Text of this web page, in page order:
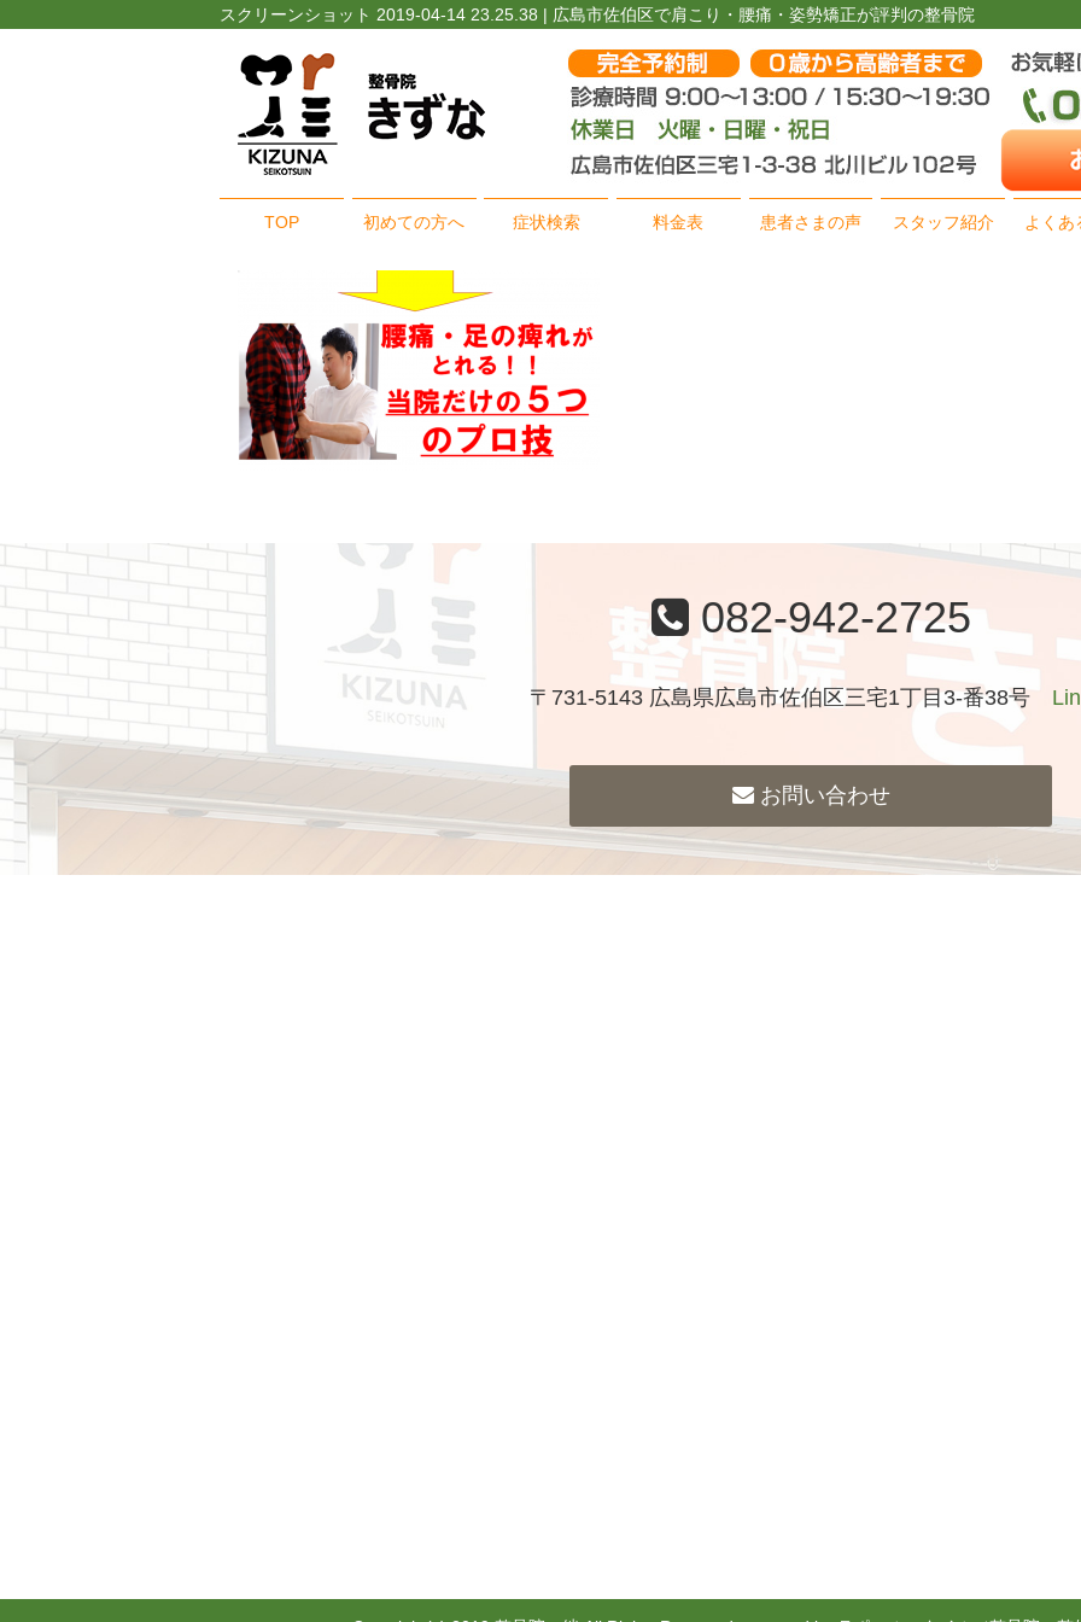
スクリーンショット 2019-04-14 23.25.38 | 広島市佐伯区で肩こり・腰痛・姿勢矯正が評判の整骨院
TOP 初めての方へ 症状検索 料金表 患者さまの声 スタッフ紹介 よくあ
082-942-2725
〒731-5143 広島県広島市佐伯区三宅1丁目3-番38号
お問い合わせ